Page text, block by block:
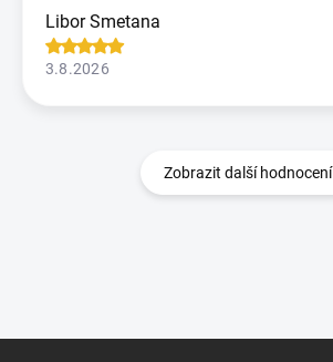
Libor Smetana
3.8.2026
Zobrazit další hodnocení